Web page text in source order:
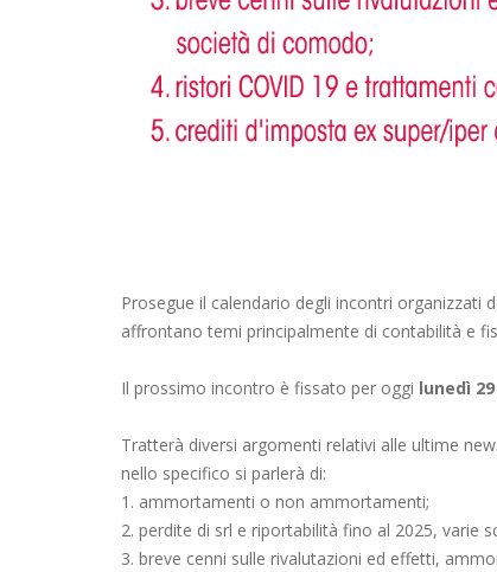
Prosegue il calendario degli incontri organizzati
affrontano temi principalmente di contabilità e
Il prossimo incontro è fissato per oggi lunedì
Tratterà diversi argomenti relativi alle ultime
nello specifico si parlerà di:
1. ammortamenti o non ammortamenti;
2. perdite di srl e riportabilità fino al 2025, varie
3. breve cenni sulle rivalutazioni ed effetti,